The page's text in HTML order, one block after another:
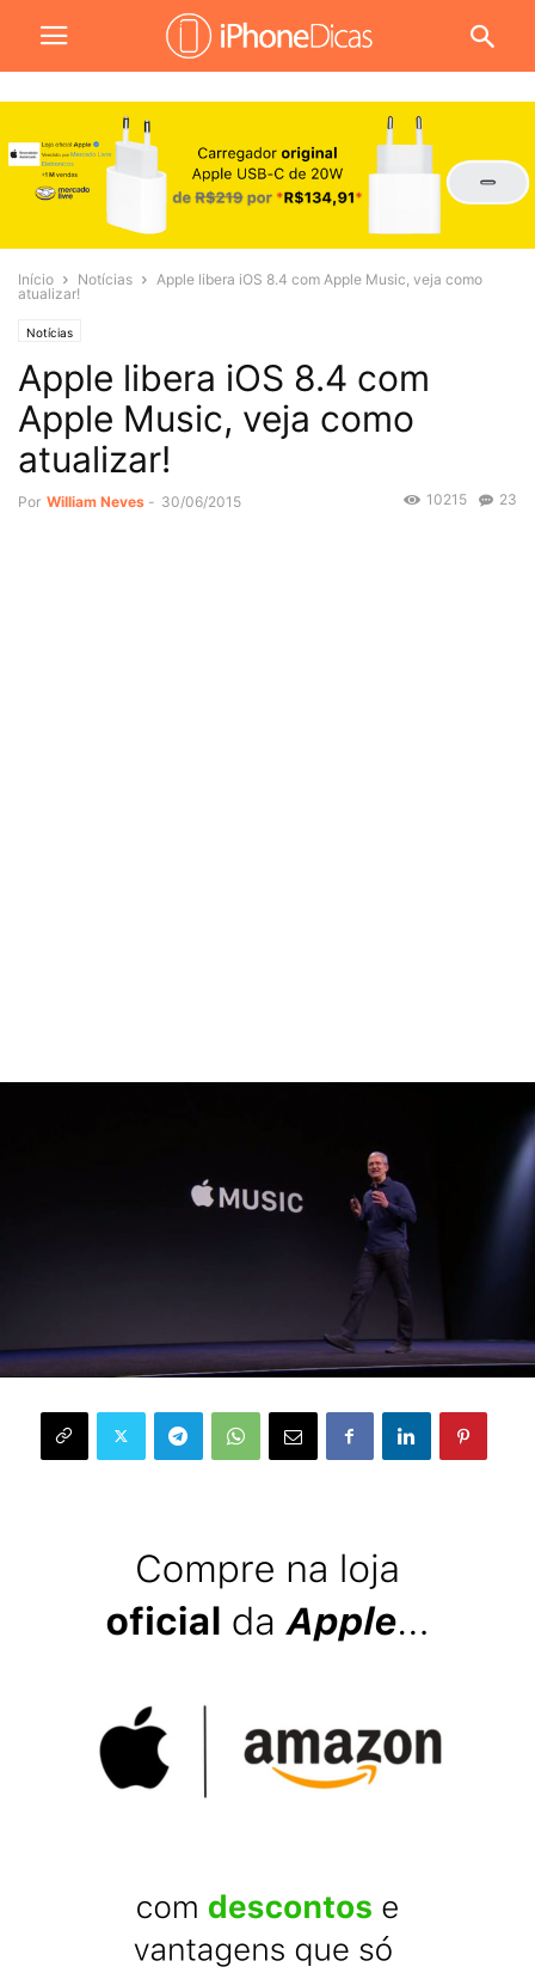
Início Notícias
Apple libera iOS 8.4 com Apple Music, veja como
atualizar!
Notícias
Apple libera iOS 8.4 com
Apple Music, veja como
atualizar!
Por William Neves - 30/06/2015 23
10215